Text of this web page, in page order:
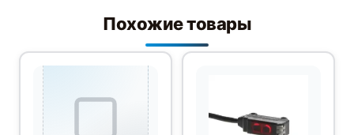
Похожие товары